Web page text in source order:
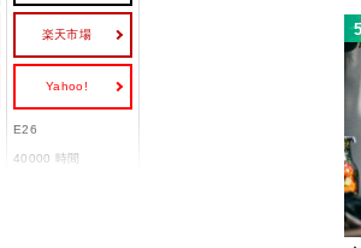
楽天市場
Yahoo!
E26
40000 時間